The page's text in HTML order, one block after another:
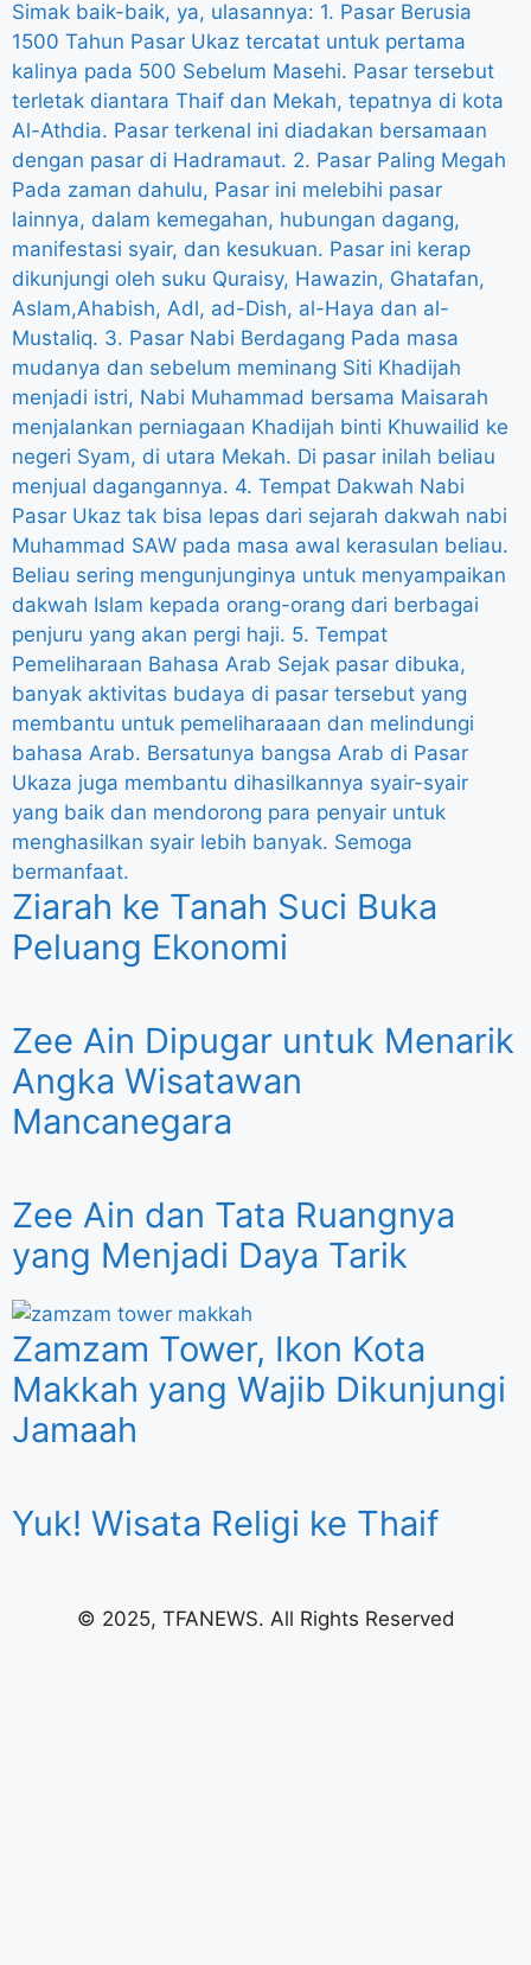
Ziarah ke Tanah Suci Buka
Peluang Ekonomi
Zee Ain Dipugar untuk Menarik
Angka Wisatawan
Mancanegara
Zee Ain dan Tata Ruangnya
yang Menjadi Daya Tarik
Zamzam Tower, Ikon Kota
Makkah yang Wajib Dikunjungi
Jamaah
Yuk! Wisata Religi ke Thaif
© 2025, TFANEWS. All Rights Reserved